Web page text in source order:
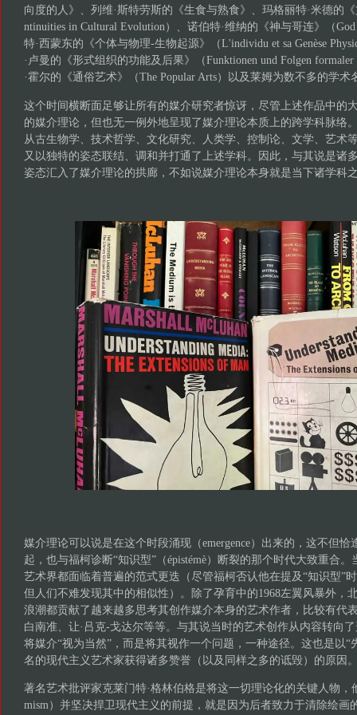
向度的人》、列维·斯特劳斯的《生食与熟食》、玛格丽特·米德的
ntinuities in Cultural Evolution）、诺伯特·维纳的《神与哥连》（
特·西蒙东的《个体与物理-生物起源》（L'individu et sa Genèse
·卢曼的《形式组织的功能及后果》（Funktionen und Folgen
·霍尔的《通俗艺术》（The Popular Arts）以及莱姆为数不多的学术
这个时间横断面足够让所有的媒介研究者惊讶，尽管上述作品中的
的媒介理论，但也无一例外地呈现了媒介理论本质上的跨学科脉络
从古生物学、技术哲学、文化研究、人类学、控制论、文学、艺术
又以独特的姿态联结、调和并打通了上述学科。因此，与其说是诸
姿态汇入了媒介理论的拱廊，不如说媒介理论本身就是当下诸学科
媒介理论可以说是在这个时段涌现（emergence）出来的，这不但恰
起，也与福柯诊断“知识型”（épistémè）断裂的那个时代大致重合
艺术界都面临着普遍的范式更迭（尽管福柯否认他在提及“知识型”
但人们不难发现其中的相似性）。除了孕育中的1968左翼风暴外，
浪潮都贡献了越来越多思考其创作媒介本身的艺术作者，比较有代
白南准、让·吕克-戈达尔等等。与其说当时的艺术创作从内容转向
将媒介“视为当然”，而是将其视作一个问题，一种途径。这也是以“
名的现代主义艺术家获得诸多赞誉（以及同样之多的诋毁）的原因
著名艺术批评家克莱门特·格林伯格是将这一切理论化的关键人物，
mism）并坚决捍卫现代主义的前提，就是因为后者致力于清除绘画